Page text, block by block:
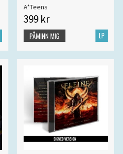
A*Teens
399 kr
LP
PÅMINN MIG